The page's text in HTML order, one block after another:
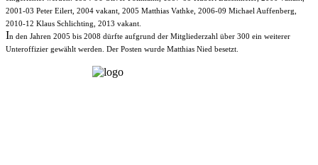
2001-03 Peter Eilert, 2004 vakant, 2005 Matthias Vathke, 2006-09 Michael Auffenberg,
2010-12 Klaus Schlichting, 2013 vakant.
In den Jahren 2005 bis 2008 dürfte aufgrund der Mitgliederzahl über 300 ein weiterer
Unteroffizier gewählt werden. Der Posten wurde Matthias Nied besetzt.